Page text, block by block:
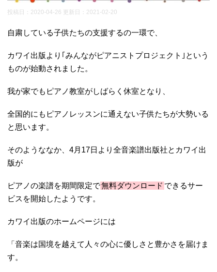
投稿日：2020-04-26 更新日： 2021-02-20
自粛している子供たちの支援するの一環で、
カワイ出版より｢みんながピアニストプロジェクト｣という
ものが始動されました。
我が家でもピアノ教室がしばらく休室となり、
全国的にもピアノレッスンに通えない子供たちが大勢いる
と思います。
そのようななか、4月17日より全音楽譜出版社とカワイ出
版が
ピアノの楽譜を期間限定で無料ダウンロード できるサー
ビスを開始したようです。
カワイ出版のホームページには
「音楽は国境を越えて人々の心に優しさと豊かさを届けま
す。